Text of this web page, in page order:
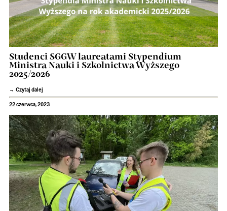
Studenci SGGW laureatami Stypendium
Ministra Nauki i Szkolnictwa Wyższego
2025/2026
Czytaj dalej
22 czerwca, 2023